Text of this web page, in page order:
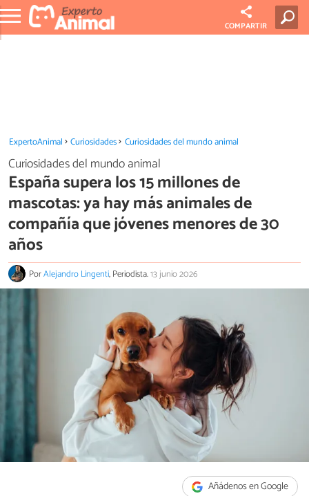
COMPARTIR
ExpertoAnimal Curiosidades Curiosidades del mundo animal
Curiosidades del mundo animal
España supera los 15 millones de
mascotas: ya hay más animales de
compañía que jóvenes menores de 30
años
PorAlejandro Lingenti, Periodista.13 junio 2026
Añádenos en Google